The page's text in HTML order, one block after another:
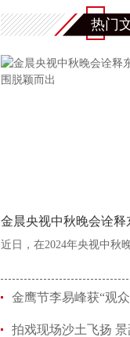
热门
金晨央视中秋晚会诠释
近日，在2024年央视中秋
拍戏现场沙土飞扬